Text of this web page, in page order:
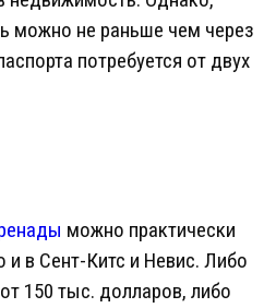
можно не раньше чем через
потребуется от двух
можно практически
и в Сент-Китс и Невис. Либо
150 тыс. долларов, либо